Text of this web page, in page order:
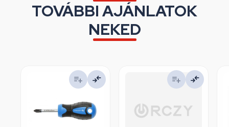
TOVÁBBI AJÁNLATOK
NEKED